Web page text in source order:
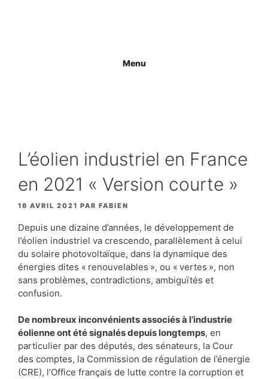
Menu
L’éolien industriel en France
en 2021 « Version courte »
16 AVRIL 2021 PAR FABIEN
Depuis une dizaine d’années, le développement de
l’éolien industriel va crescendo, parallèlement à celui
du solaire photovoltaïque, dans la dynamique des
énergies dites « renouvelables », ou « vertes », non
sans problèmes, contradictions, ambiguïtés et
confusion.
De nombreux inconvénients associés à l’industrie
éolienne ont été signalés depuis longtemps, en
particulier par des députés, des sénateurs, la Cour
des comptes, la Commission de régulation de l’énergie
(CRE), l’Office français de lutte contre la corruption et